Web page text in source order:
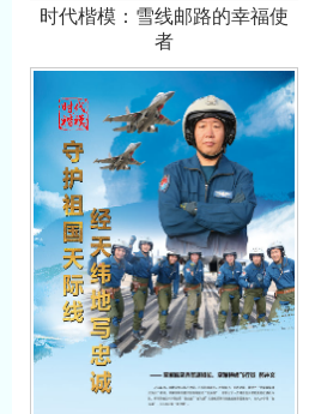
时代楷模：雪线邮路的幸福使
者